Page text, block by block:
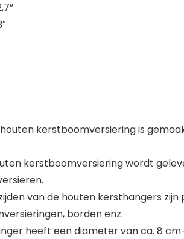
kerstboomversiering is
kerstboomversiering wordt
van de houten kersthangers
borden enz.
heeft een diameter van ca. 8 cm